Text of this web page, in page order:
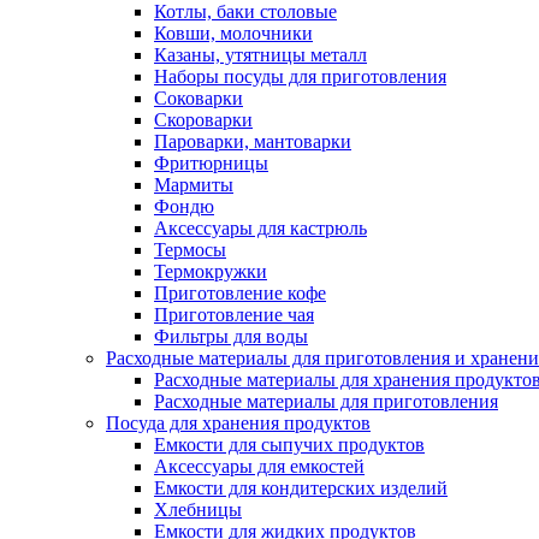
Котлы, баки столовые
Ковши, молочники
Казаны, утятницы металл
Наборы посуды для приготовления
Соковарки
Скороварки
Пароварки, мантоварки
Фритюрницы
Мармиты
Фондю
Аксессуары для кастрюль
Термосы
Термокружки
Приготовление кофе
Приготовление чая
Фильтры для воды
Расходные материалы для приготовления и
Расходные материалы для хранения
Расходные материалы для приготовления
Посуда для хранения продуктов
Емкости для сыпучих продуктов
Аксессуары для емкостей
Емкости для кондитерских изделий
Хлебницы
Емкости для жидких продуктов